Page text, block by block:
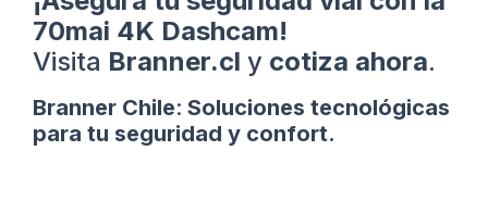
70mai 4K Dashcam!
Visita Branner.cl y cotiza ahora.
Branner Chile: Soluciones tecnológicas
para tu seguridad y confort.